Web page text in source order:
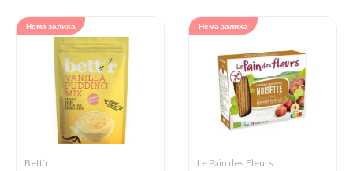
Нема залиха
Bett`r
Нема залиха
Le Pain des Fleurs